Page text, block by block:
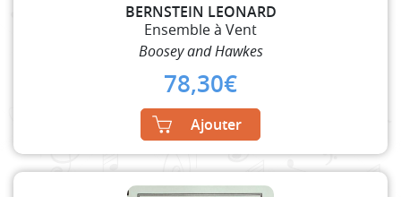
BERNSTEIN LEONARD
Ensemble à Vent
Boosey and Hawkes
78,30€
Ajouter